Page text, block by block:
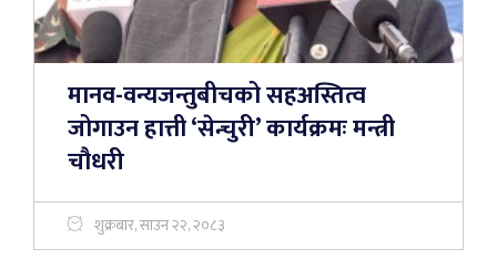
मानव-वन्यजन्तुबीचको सहअस्तित्व
जोगाउन हात्ती ‘सेन्चुरी’ कार्यक्रमः मन्त्री
चौधरी
शुक्रबार, साउन २२, २०८३